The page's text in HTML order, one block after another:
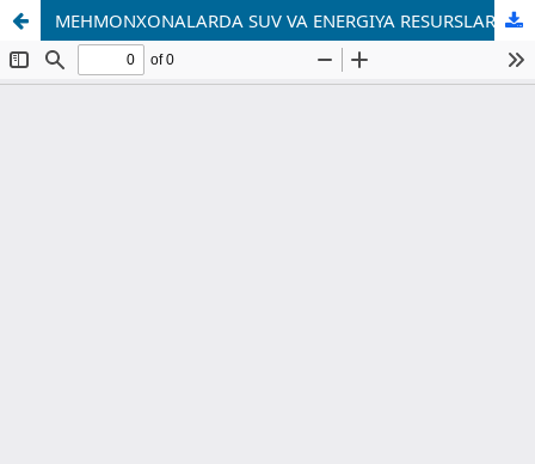
MEHMONXONALARDA SUV VA ENERGIYA RESURSLARINI BARQAROR BOSHQARISHNING TASHKILIY-IQTISODIY JIHATLARI